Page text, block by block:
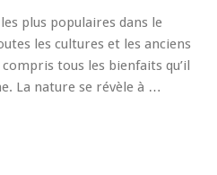
plus populaires dans le
les cultures et les anciens
tous les bienfaits qu’il
La nature se révèle à …